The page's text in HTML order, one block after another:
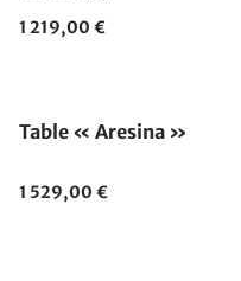
1 219,00 €
Table « Aresina »
1 529,00 €